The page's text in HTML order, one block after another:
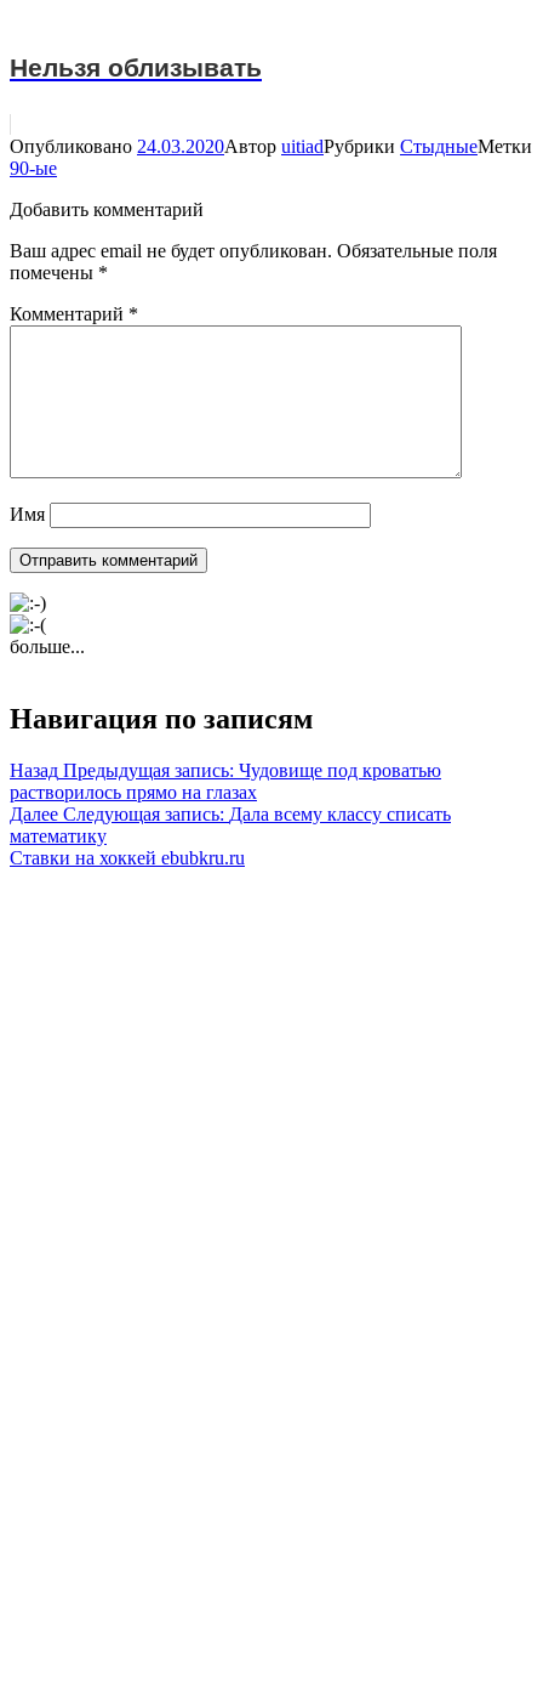
Нельзя облизывать
Опубликовано 24.03.2020Автор uitiadРубрики СтыдныеМетки
90-ые
Добавить комментарий
Ваш адрес email не будет опубликован. Обязательные поля
помечены *
Комментарий *
Имя
больше...
Навигация по записям
Назад Предыдущая запись: Чудовище под кроватью
растворилось прямо на глазах
Далее Следующая запись: Дала всему классу списать
математику
Ставки на хоккей ebubkru.ru